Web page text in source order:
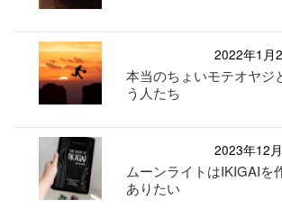
2022年1月
本当のちょいモテオヤジ
う人たち
2023年12
ムーンライトはIKIGAIを
ありたい